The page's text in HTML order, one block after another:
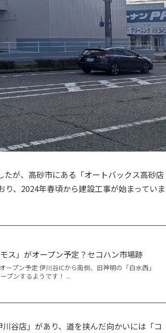
が、高砂市にある「オートバックス高砂店
、2024年春頃から建設工事が始まっていま
ス」がオープン予定？セコハン市場跡
プン予定 伊川谷ICから南側、旧神明の「白水西」
プンするようです！ ...
谷店」があり、道を挟んだ向かいには「コ